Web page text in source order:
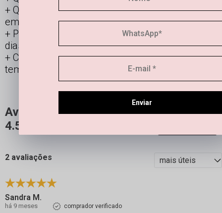
Qual a durabilidade de uma semi joia banhada
em ouro e prata?
Posso usar os acessórios banhados todos os
dias?
Como manter minha joia linda por mais
tempo?
Avaliações
4.5
2 avaliações
Sandra M.
há 9 meses comprador verificado
Enviar